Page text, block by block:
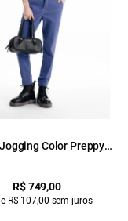
Color Preppy
R$ 749,00
R$ 107,00 sem juros